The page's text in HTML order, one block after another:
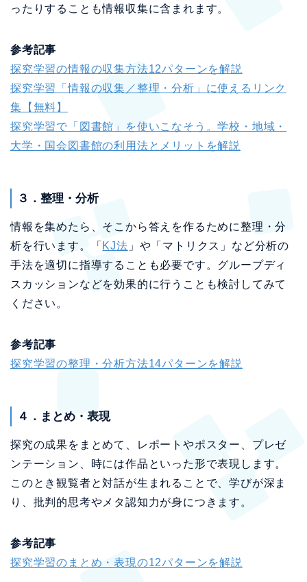
ったりすることも情報収集に含まれます。
参考記事
探究学習の情報の収集方法12パターンを解説
探究学習「情報の収集／整理・分析」に使えるリンク
集【無料】
探究学習で「図書館」を使いこなそう。学校・地域・
大学・国会図書館の利用法とメリットを解説
３．整理・分析
情報を集めたら、そこから答えを作るために整理・分
析を行います。「 KJ法 」や「マトリクス」など分析の
手法を適切に指導することも必要です。グループディ
スカッションなどを効果的に行うことも検討してみて
ください。
参考記事
探究学習の整理・分析方法14パターンを解説
４．まとめ・表現
探究の成果をまとめて、レポートやポスター、プレゼ
ンテーション、時には作品といった形で表現します。
このとき観覧者と対話が生まれることで、学びが深ま
り、批判的思考やメタ認知力が身につきます。
参考記事
探究学習のまとめ・表現の12パターンを解説